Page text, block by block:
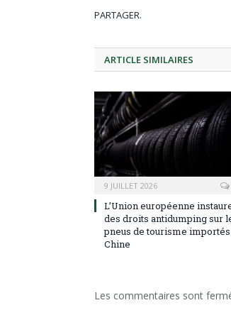
PARTAGER.
ARTICLE SIMILAIRES
9 JUILLET 2026
L’Union européenne
des droits antidumping sur
pneus de tourisme
Chine
Les commentaires sont